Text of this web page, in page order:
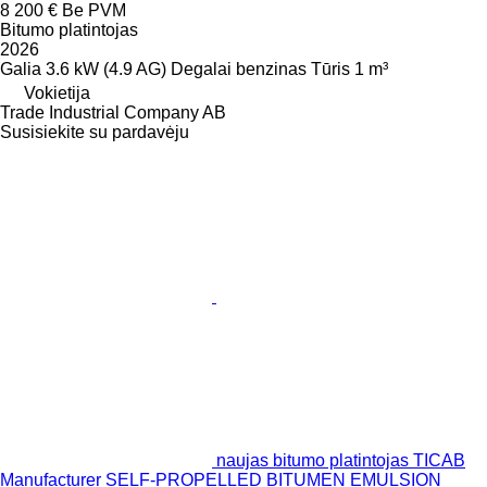
8 200 € Be PVM
Bitumo platintojas
2026
Galia 3.6 kW (4.9 AG) Degalai benzinas Tūris 1 m³
Vokietija
Trade Industrial Company AB
Susisiekite su pardavėju
naujas bitumo platintojas TICAB
Manufacturer SELF-PROPELLED BITUMEN EMULSION